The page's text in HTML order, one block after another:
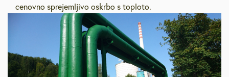
cenovno sprejemljivo oskrbo s toploto.